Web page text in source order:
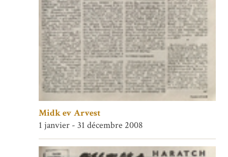
Midk ev Arvest
1 janvier - 31 décembre 2008